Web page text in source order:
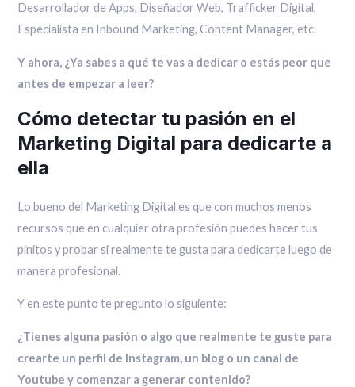
Desarrollador de Apps, Diseñador Web, Trafficker Digital,
Especialista en Inbound Marketing, Content Manager, etc.
Y ahora, ¿Ya sabes a qué te vas a dedicar o estás peor que
antes de empezar a leer?
Cómo detectar tu pasión en el
Marketing Digital para dedicarte a
ella
Lo bueno del Marketing Digital es que con muchos menos
recursos que en cualquier otra profesión puedes hacer tus
pinitos y probar si realmente te gusta para dedicarte luego de
manera profesional.
Y en este punto te pregunto lo siguiente:
¿Tienes alguna pasión o algo que realmente te guste para
crearte un perfil de Instagram, un blog o un canal de
Youtube y comenzar a generar contenido?